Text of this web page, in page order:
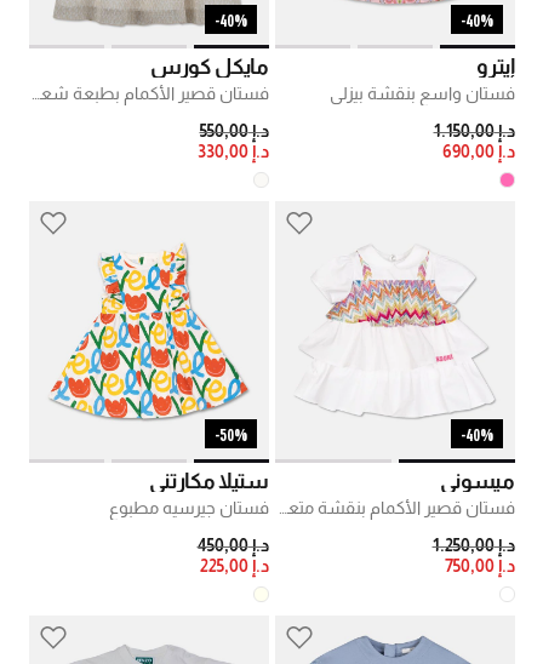
40%-
إيترو
فستان واسع بنقشة بيزلي
PRICE REDUCED FROM
د.إ 1.150,00
TO
د.إ 690,00
40%-
مايكل كورس
PRICE REDUCED FROM
د.إ 550,00
TO
د.إ 330,00
40%-
ميسوني
PRICE REDUCED FROM
د.إ 1.250,00
TO
د.إ 750,00
50%-
ستيلا مكارتني
فستان جيرسيه مطبوع
PRICE REDUCED FROM
د.إ 450,00
TO
د.إ 225,00